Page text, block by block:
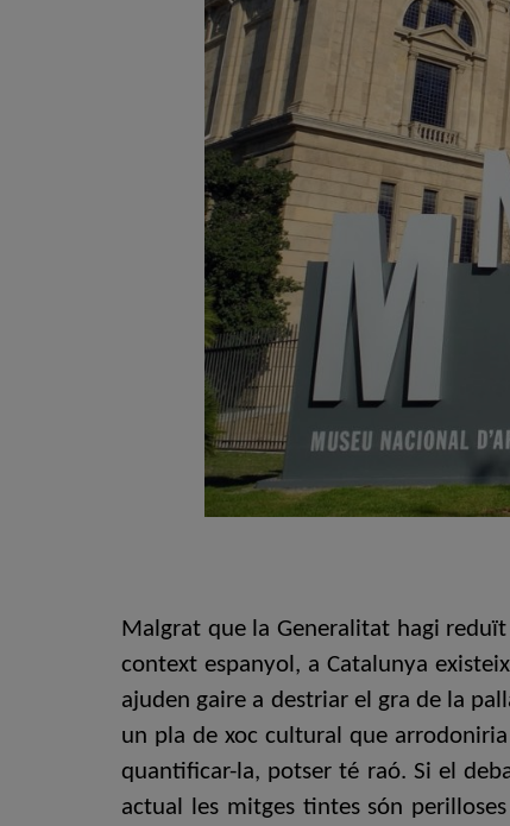
Malgrat que la Generalitat hagi
context espanyol, a Catalunya
ajuden gaire a destriar el gra de la
un pla de xoc cultural que
quantificar-la, potser té raó. Si el
actual les mitges tintes són